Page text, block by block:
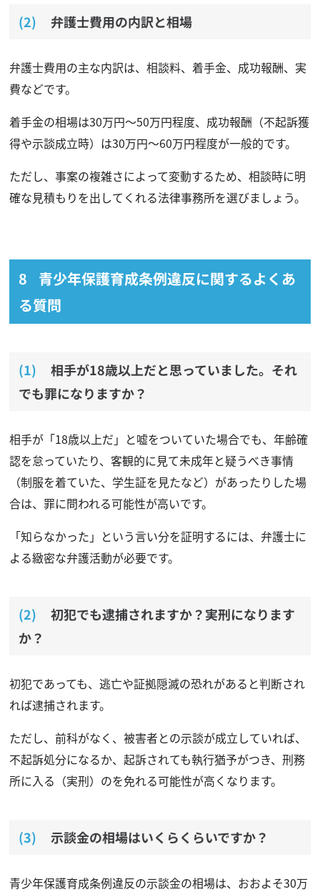
弁護士費用の内訳と相場
弁護士費用の主な内訳は、相談料、着手金、成功報酬、実
費などです。
着手金の相場は30万円〜50万円程度、成功報酬（不起訴獲
得や示談成立時）は30万円〜60万円程度が一般的です。
ただし、事案の複雑さによって変動するため、相談時に明
確な見積もりを出してくれる法律事務所を選びましょう。
青少年保護育成条例違反に関するよくあ
る質問
相手が18歳以上だと思っていました。それ
でも罪になりますか？
相手が「18歳以上だ」と嘘をついていた場合でも、年齢確
認を怠っていたり、客観的に見て未成年と疑うべき事情
（制服を着ていた、学生証を見たなど）があったりした場
合は、罪に問われる可能性が高いです。
「知らなかった」という言い分を証明するには、弁護士に
よる緻密な弁護活動が必要です。
初犯でも逮捕されますか？実刑になります
か？
初犯であっても、逃亡や証拠隠滅の恐れがあると判断され
れば逮捕されます。
ただし、前科がなく、被害者との示談が成立していれば、
不起訴処分になるか、起訴されても執行猶予がつき、刑務
所に入る（実刑）のを免れる可能性が高くなります。
示談金の相場はいくらくらいですか？
青少年保護育成条例違反の示談金の相場は、おおよそ30万